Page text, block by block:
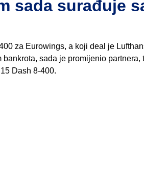
sada surađuje
za Eurowings, a koji deal je
sada je promijenio partnera,
Dash 8-400.